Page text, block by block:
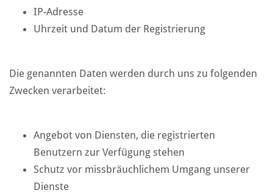
IP-Adresse
Uhrzeit und Datum der Registrierung
Die genannten Daten werden durch uns zu folgenden
Zwecken verarbeitet:
Angebot von Diensten, die registrierten
Benutzern zur Verfügung stehen
Schutz vor missbräuchlichem Umgang unserer
Dienste